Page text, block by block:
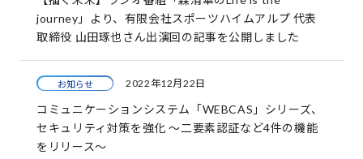
journey」より、有限会社スポーツハイムアルプ 代表
取締役 山田琢也さん出演回の記事を公開しました
お知らせ 2022年12月22日
コミュニケーションシステム「WEBCAS」シリーズ、
セキュリティ対策を強化 ～二要素認証など4件の機能
をリリース～